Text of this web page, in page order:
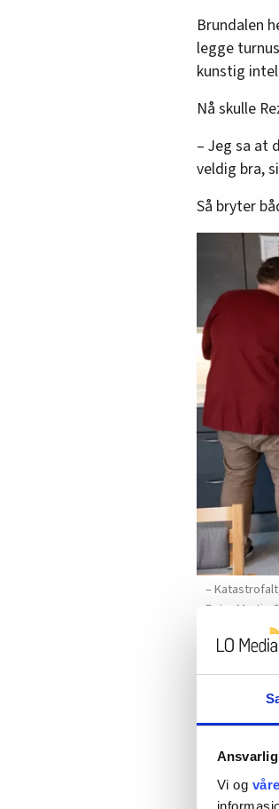
Vi og
Brundalen
legge
kunstig
Nå skulle
– Jeg sa at
veldig bra,
Så bryter
–
Martin
Et
Å legge
May
skjermen